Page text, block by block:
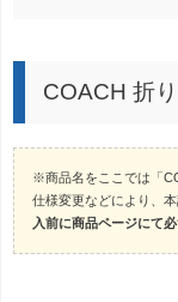
COACH 折
※商品名をここでは「
仕様変更などにより、
入前に商品ページにて